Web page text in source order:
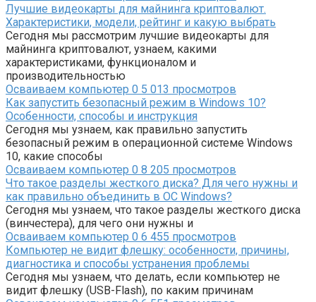
Лучшие видеокарты для майнинга криптовалют.
Характеристики, модели, рейтинг и какую выбрать
Сегодня мы рассмотрим лучшие видеокарты для
майнинга криптовалют, узнаем, какими
характеристиками, функционалом и
производительностью
Осваиваем компьютер 0 5 013 просмотров
Как запустить безопасный режим в Windows 10?
Особенности, способы и инструкция
Сегодня мы узнаем, как правильно запустить
безопасный режим в операционной системе Windows
10, какие способы
Осваиваем компьютер 0 8 205 просмотров
Что такое разделы жесткого диска? Для чего нужны и
как правильно объединить в ОС Windows?
Сегодня мы узнаем, что такое разделы жесткого диска
(винчестера), для чего они нужны и
Осваиваем компьютер 0 6 455 просмотров
Компьютер не видит флешку: особенности, причины,
диагностика и способы устранения проблемы
Сегодня мы узнаем, что делать, если компьютер не
видит флешку (USB-Flash), по каким причинам